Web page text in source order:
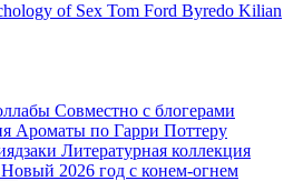
of Sex Tom Ford Byredo Kilian
Совместно с блогерами
Ароматы по Гарри Поттеру
Литературная коллекция
Новый 2026 год с конем-огнем